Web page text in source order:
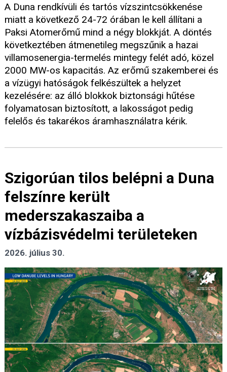
A Duna rendkívüli és tartós vízszintcsökkenése
miatt a következő 24-72 órában le kell állítani a
Paksi Atomerőmű mind a négy blokkját. A döntés
következtében átmenetileg megszűnik a hazai
villamosenergia-termelés mintegy felét adó, közel
2000 MW-os kapacitás. Az erőmű szakemberei és
a vízügyi hatóságok felkészültek a helyzet
kezelésére: az álló blokkok biztonsági hűtése
folyamatosan biztosított, a lakosságot pedig
felelős és takarékos áramhasználatra kérik.
Szigorúan tilos belépni a Duna
felszínre került
mederszakaszaiba a
vízbázisvédelmi területeken
2026. július 30.